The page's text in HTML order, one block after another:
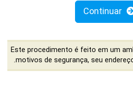
Continuar
Este procedimento é feito em um
motivos de segurança, seu